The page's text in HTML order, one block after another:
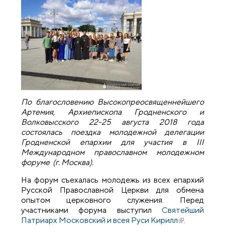
По благословению Высокопреосвященнейшего
Артемия, Архиепископа Гродненского и
Волковысского 22-25 августа 2018 года
состоялась поездка молодежной делегации
Гродненской епархии для участия в III
Международном православном молодежном
форуме (г. Москва).
На форум съехалась молодежь из всех епархий
Русской Православной Церкви для обмена
опытом церковного служения. Перед
участниками форума выступил Святейший
Патриарх Московский и всея Руси Кирилл(внешняя